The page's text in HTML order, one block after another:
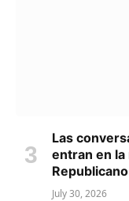
Las
entran en
July 30, 2026